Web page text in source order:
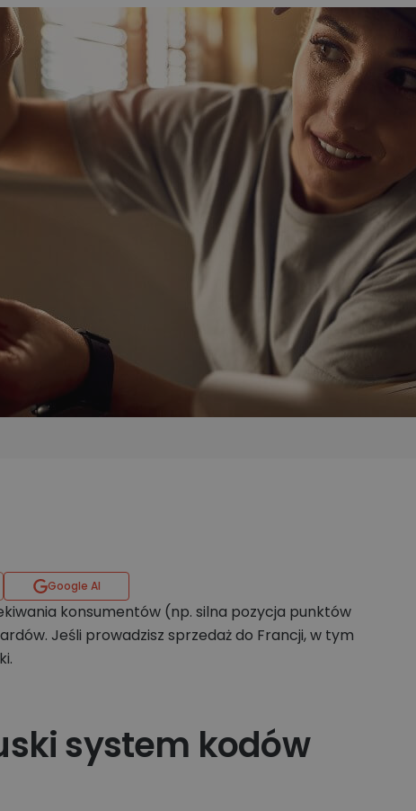
Poznaj więcej firm
Apaczka.pl i partnerów
Nowy Panel Klienta
Google AI
konsumentów (np. silna pozycja punktów
Jeśli prowadzisz sprzedaż do Francji, w tym
system kodów